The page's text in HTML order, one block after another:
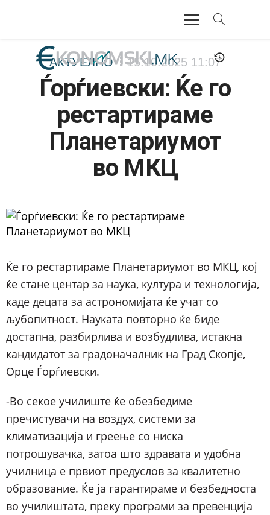
АКТУЕЛНО
ЕКОНОМИЈА
ФИНАНСИИ
БАНКАРСТВО
МОЗАИК
АКТУЕЛНО 15.10.2025 11:07
Ѓорѓиевски: Ќе го
рестартираме
Планетариумот
во МКЦ
Ќе го рестартираме Планетариумот во МКЦ, кој
ќе стане центар за наука, култура и технологија,
каде децата за астрономијата ќе учат со
љубопитност. Науката повторно ќе биде
достапна, разбирлива и возбудлива, истакна
кандидатот за градоначалник на Град Скопје,
Орце Ѓорѓиевски.
-Во секое училиште ќе обезбедиме
пречистувачи на воздух, системи за
климатизација и греење со ниска
потрошувачка, затоа што здравата и удобна
училница е првиот предуслов за квалитетно
образование. Ќе ја гарантираме и безбедноста
во училиштата, преку програми за превенција